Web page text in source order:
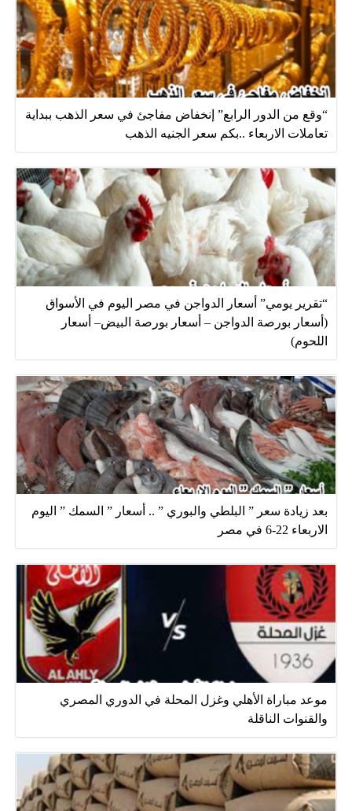
“وقع من الدور الرابع” إنخفاض مفاجئ في سعر الذهب ببداية
تعاملات الاربعاء ..بكم سعر الجنيه الذهب
“تقرير يومي” أسعار الدواجن في مصر اليوم في الأسواق
(أسعار بورصة الدواجن – أسعار بورصة البيض– أسعار
اللحوم)
بعد زيادة سعر ” البلطي والبوري ” .. أسعار ” السمك ” اليوم
الاربعاء 22-6 في مصر
موعد مباراة الأهلي وغزل المحلة في الدوري المصري
والقنوات الناقلة